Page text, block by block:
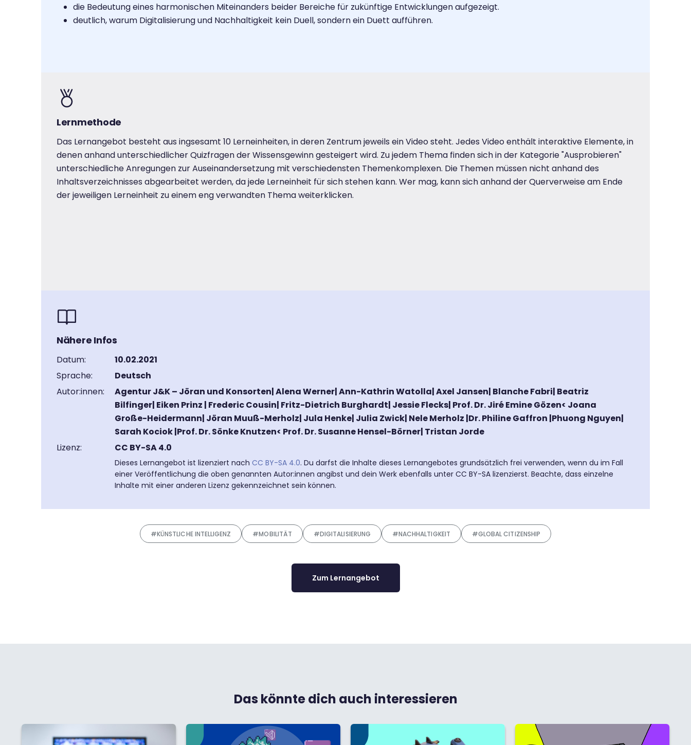
die Bedeutung eines harmonischen Miteinanders beider Bereiche für zukünftige Entwicklungen aufgezeigt.
deutlich, warum Digitalisierung und Nachhaltigkeit kein Duell, sondern ein Duett aufführen.
Lernmethode
Das Lernangebot besteht aus ingsesamt 10 Lerneinheiten, in deren Zentrum jeweils ein Video steht. Jedes Video enthält interaktive Elemente, in
denen anhand unterschiedlicher Quizfragen der Wissensgewinn gesteigert wird. Zu jedem Thema finden sich in der Kategorie "Ausprobieren"
unterschiedliche Anregungen zur Auseinandersetzung mit verschiedensten Themenkomplexen. Die Themen müssen nicht anhand des
Inhaltsverzeichnisses abgearbeitet werden, da jede Lerneinheit für sich stehen kann. Wer mag, kann sich anhand der Querverweise am Ende
der jeweiligen Lerneinheit zu einem eng verwandten Thema weiterklicken.
Nähere Infos
Datum:
10.02.2021
Sprache:
Deutsch
Autor:innen:
Agentur J&K – Jöran und Konsorten| Alena Werner| Ann-Kathrin Watolla| Axel Jansen| Blanche Fabri| Beatriz
Bilfinger| Eiken Prinz | Frederic Cousin| Fritz-Dietrich Burghardt| Jessie Flecks| Prof. Dr. Jiré Emine Gözen< Joana
Große-Heidermann| Jöran Muuß-Merholz| Jula Henke| Julia Zwick| Nele Merholz |Dr. Philine Gaffron |Phuong Nguyen|
Sarah Kociok |Prof. Dr. Sönke Knutzen< Prof. Dr. Susanne Hensel-Börner| Tristan Jorde
Lizenz:
CC BY-SA 4.0
Dieses Lernangebot ist lizenziert nach CC BY-SA 4.0. Du darfst die Inhalte dieses Lernangebotes grundsätzlich frei verwenden, wenn du im Fall
einer Veröffentlichung die oben genannten Autor:innen angibst und dein Werk ebenfalls unter CC BY-SA lizenzierst. Beachte, dass einzelne
Inhalte mit einer anderen Lizenz gekennzeichnet sein können.
#KÜNSTLICHE INTELLIGENZ #MOBILITÄT #DIGITALISIERUNG #NACHHALTIGKEIT #GLOBAL CITIZENSHIP
Zum Lernangebot
Das könnte dich auch interessieren